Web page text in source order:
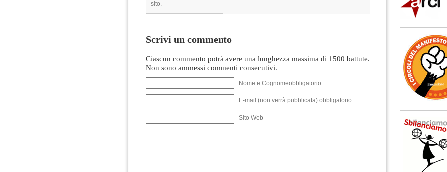
sito.
Scrivi un commento
Ciascun commento potrà avere una lunghezza massima di 1500 battute.
Non sono ammessi commenti consecutivi.
Nome e Cognomeobbligatorio
E-mail (non verrà pubblicata) obbligatorio
Sito Web